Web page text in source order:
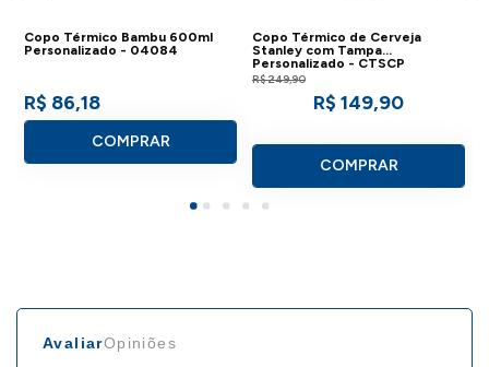
DETALHES DO
COPO COLEMAN
600ML PERSONALIZADO
- Dimensões Produto: (AxLxP):
Copo Térmico Bambu 600ml
Personalizado - 04084
R$ 86,18
COMPRAR
Copo Térmico de Cerveja
Stanley com Tampa
Personalizado - CTSCP
R$ 249,90
R$ 149,90
COMPRAR
AvaliarOpiniões